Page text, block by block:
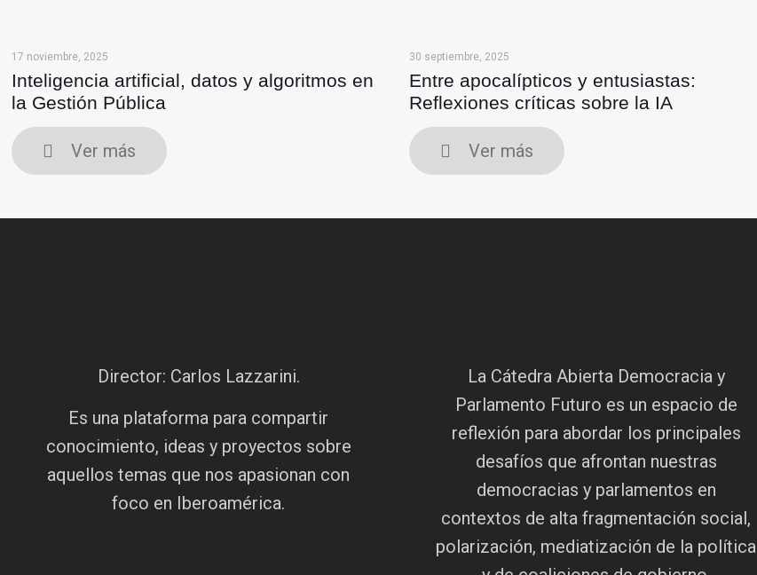
17 noviembre, 2025
Inteligencia artificial, datos y algoritmos en
la Gestión Pública
Ver más
30 septiembre, 2025
Entre apocalípticos y entusiastas:
Reflexiones críticas sobre la IA
Ver más
Director: Carlos Lazzarini.
Es una plataforma para compartir
conocimiento, ideas y proyectos sobre
aquellos temas que nos apasionan con
foco en Iberoamérica.
La Cátedra Abierta Democracia y
Parlamento Futuro es un espacio de
reflexión para abordar los principales
desafíos que afrontan nuestras
democracias y parlamentos en
contextos de alta fragmentación social,
polarización, mediatización de la política